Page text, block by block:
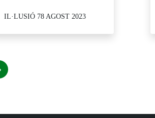
IL·LUSIÓ 78 AGOST 2023
Utilitzeu TAB per navegar.